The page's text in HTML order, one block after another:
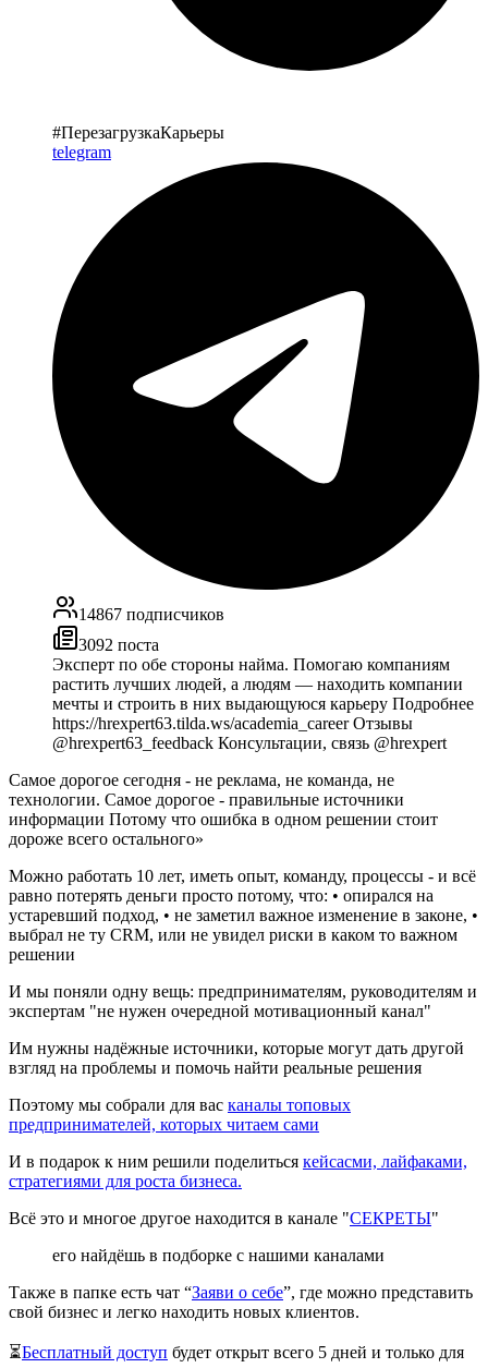
#ПерезагрузкаКарьеры
telegram
14867 подписчиков
3092 поста
Эксперт по обе стороны найма. Помогаю компаниям
растить лучших людей, а людям — находить компании
мечты и строить в них выдающуюся карьеру Подробнее
https://hrexpert63.tilda.ws/academia_career Отзывы
@hrexpert63_feedback Консультации, связь @hrexpert
Самое дорогое сегодня - не реклама, не команда, не
технологии. Самое дорогое - правильные источники
информации Потому что ошибка в одном решении стоит
дороже всего остального»
Можно работать 10 лет, иметь опыт, команду, процессы - и всё
равно потерять деньги просто потому, что: • опирался на
устаревший подход, • не заметил важное изменение в законе, •
выбрал не ту CRM, или не увидел риски в каком то важном
решении
И мы поняли одну вещь: предпринимателям, руководителям и
экспертам "не нужен очередной мотивационный канал"
Им нужны надёжные источники, которые могут дать другой
взгляд на проблемы и помочь найти реальные решения
Поэтому мы собрали для вас каналы топовых
предпринимателей, которых читаем сами
И в подарок к ним решили поделиться кейсасми, лайфаками,
стратегиями для роста бизнеса.
Всё это и многое другое находится в канале "СЕКРЕТЫ"
его найдёшь в подборке с нашими каналами
Также в папке есть чат “Заяви о себе”, где можно представить
свой бизнес и легко находить новых клиентов.
⏳Бесплатный доступ будет открыт всего 5 дней и только для